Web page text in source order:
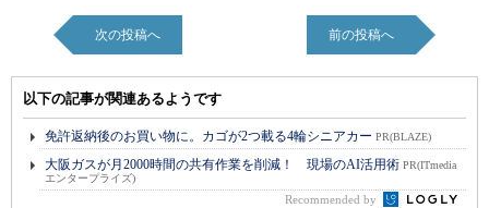
次の投稿へ 前の投稿へ
以下の記事が関連あるようです
免許返納後のお買い物に。カゴが2つ載る4輪シニアカー PR(BLAZE)
大阪ガスが月2000時間の共有作業を削減！ 現場のAI活用術 PR(ITmedia
エンタープライズ)
Recommended by